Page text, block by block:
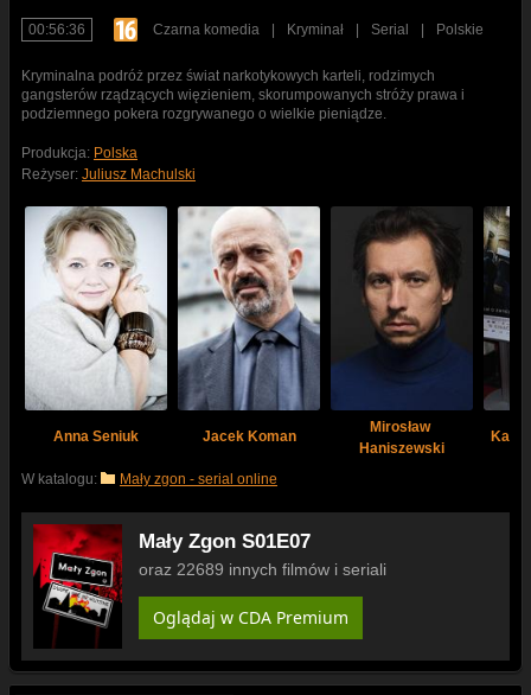
00:56:36 Czarna komedia Kryminał Serial Polskie
Kryminalna podróż przez świat narkotykowych karteli, rodzimych
gangsterów rządzących więzieniem, skorumpowanych stróży prawa i
podziemnego pokera rozgrywanego o wielkie pieniądze.
Produkcja: Polska
Reżyser: Juliusz Machulski
Anna Seniuk Jacek Koman
Mirosław
Haniszewski
W katalogu: Mały zgon - serial online
Mały Zgon S01E07
oraz 22689 innych filmów i seriali
Oglądaj w CDA Premium